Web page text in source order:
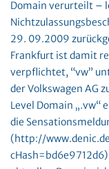
Domain verurteilt –
29. 09.2009
Frankfurt ist damit
verpflichtet, “vw”
der Volkswagen AG
Level Domain „.vw“
die
(http://
cHash=bd6e9712d6)